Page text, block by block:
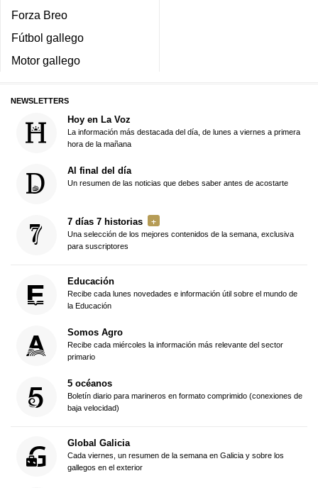
Forza Breo
Fútbol gallego
Motor gallego
NEWSLETTERS
Hoy en La Voz
La información más destacada del día, de lunes a viernes a primera
hora de la mañana
Al final del día
Un resumen de las noticias que debes saber antes de acostarte
7 días 7 historias
Una selección de los mejores contenidos de la semana, exclusiva
para suscriptores
Educación
Recibe cada lunes novedades e información útil sobre el mundo de
la Educación
Somos Agro
Recibe cada miércoles la información más relevante del sector
primario
5 océanos
Boletín diario para marineros en formato comprimido (conexiones de
baja velocidad)
Global Galicia
Cada viernes, un resumen de la semana en Galicia y sobre los
gallegos en el exterior